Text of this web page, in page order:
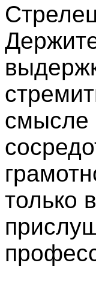
смысле
только